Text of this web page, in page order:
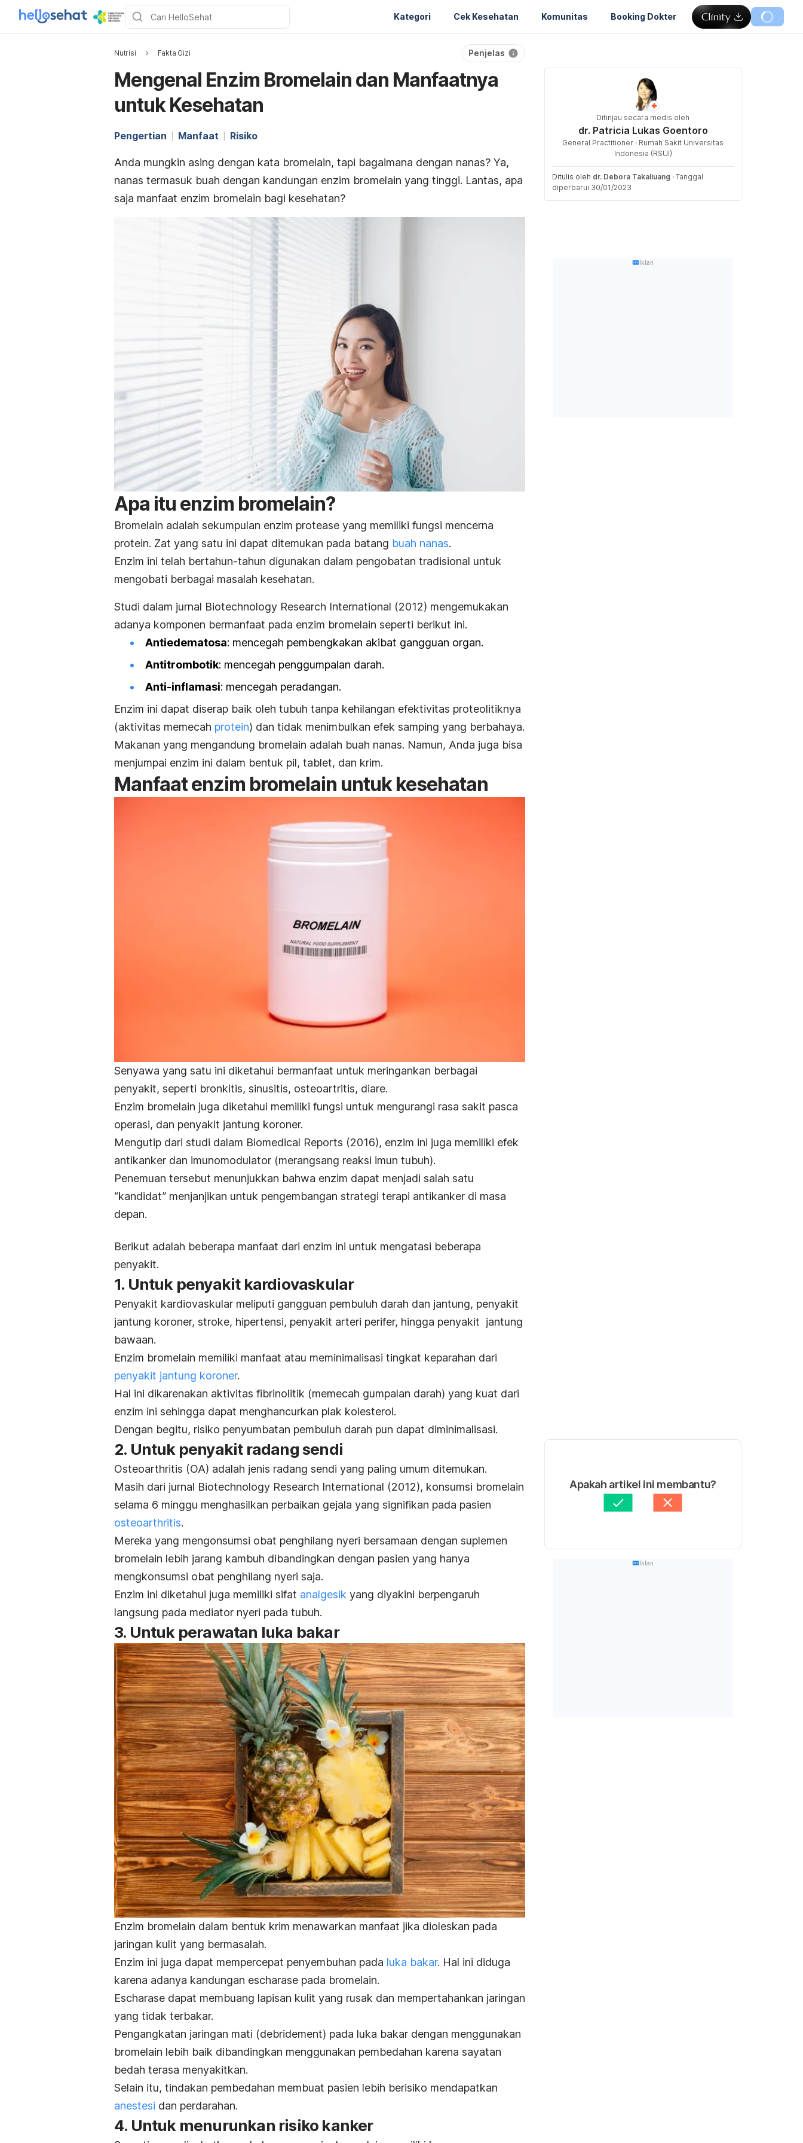
Kategori Cek Kesehatan Komunitas Booking Dokter
Nutrisi Fakta Gizi Penjelas
Mengenal Enzim Bromelain dan Manfaatnya
untuk Kesehatan
Pengertian Manfaat Risiko
Anda mungkin asing dengan kata bromelain, tapi bagaimana dengan nanas? Ya,
nanas termasuk buah dengan kandungan enzim bromelain yang tinggi. Lantas, apa
saja manfaat enzim bromelain bagi kesehatan?
Apa itu enzim bromelain?
Bromelain adalah sekumpulan enzim protease yang memiliki fungsi mencerna
protein. Zat yang satu ini dapat ditemukan pada batang buah nanas.
Enzim ini telah bertahun-tahun digunakan dalam pengobatan tradisional untuk
mengobati berbagai masalah kesehatan.
Studi dalam jurnal Biotechnology Research International (2012) mengemukakan
adanya komponen bermanfaat pada enzim bromelain seperti berikut ini.
Antiedematosa: mencegah pembengkakan akibat gangguan organ.
Antitrombotik: mencegah penggumpalan darah.
Anti-inflamasi: mencegah peradangan.
Enzim ini dapat diserap baik oleh tubuh tanpa kehilangan efektivitas proteolitiknya
(aktivitas memecah protein) dan tidak menimbulkan efek samping yang berbahaya.
Makanan yang mengandung bromelain adalah buah nanas. Namun, Anda juga bisa
menjumpai enzim ini dalam bentuk pil, tablet, dan krim.
Manfaat enzim bromelain untuk kesehatan
Senyawa yang satu ini diketahui bermanfaat untuk meringankan berbagai
penyakit, seperti bronkitis, sinusitis, osteoartritis, diare.
Enzim bromelain juga diketahui memiliki fungsi untuk mengurangi rasa sakit pasca
operasi, dan penyakit jantung koroner.
Mengutip dari studi dalam Biomedical Reports (2016), enzim ini juga memiliki efek
antikanker dan imunomodulator (merangsang reaksi imun tubuh).
Penemuan tersebut menunjukkan bahwa enzim dapat menjadi salah satu
“kandidat” menjanjikan untuk pengembangan strategi terapi antikanker di masa
depan.
Berikut adalah beberapa manfaat dari enzim ini untuk mengatasi beberapa
penyakit.
1. Untuk penyakit kardiovaskular
Penyakit kardiovaskular meliputi gangguan pembuluh darah dan jantung, penyakit
jantung koroner, stroke, hipertensi, penyakit arteri perifer, hingga penyakit jantung
bawaan.
Enzim bromelain memiliki manfaat atau meminimalisasi tingkat keparahan dari
penyakit jantung koroner.
Hal ini dikarenakan aktivitas fibrinolitik (memecah gumpalan darah) yang kuat dari
enzim ini sehingga dapat menghancurkan plak kolesterol.
Dengan begitu, risiko penyumbatan pembuluh darah pun dapat diminimalisasi.
2. Untuk penyakit radang sendi
Osteoarthritis (OA) adalah jenis radang sendi yang paling umum ditemukan.
Masih dari jurnal Biotechnology Research International (2012), konsumsi bromelain
selama 6 minggu menghasilkan perbaikan gejala yang signifikan pada pasien
osteoarthritis.
Mereka yang mengonsumsi obat penghilang nyeri bersamaan dengan suplemen
bromelain lebih jarang kambuh dibandingkan dengan pasien yang hanya
mengkonsumsi obat penghilang nyeri saja.
Enzim ini diketahui juga memiliki sifat analgesik yang diyakini berpengaruh
langsung pada mediator nyeri pada tubuh.
3. Untuk perawatan luka bakar
Enzim bromelain dalam bentuk krim menawarkan manfaat jika dioleskan pada
jaringan kulit yang bermasalah.
Enzim ini juga dapat mempercepat penyembuhan pada luka bakar. Hal ini diduga
karena adanya kandungan escharase pada bromelain.
Escharase dapat membuang lapisan kulit yang rusak dan mempertahankan jaringan
yang tidak terbakar.
Pengangkatan jaringan mati (debridement) pada luka bakar dengan menggunakan
bromelain lebih baik dibandingkan menggunakan pembedahan karena sayatan
bedah terasa menyakitkan.
Selain itu, tindakan pembedahan membuat pasien lebih berisiko mendapatkan
anestesi dan perdarahan.
4. Untuk menurunkan risiko kanker
Ditinjau secara medis oleh
dr. Patricia Lukas Goentoro
General Practitioner · Rumah Sakit Universitas
Indonesia (RSUI)
Ditulis oleh dr. Debora Takaliuang · Tanggal
diperbarui 30/01/2023
Iklan
Apakah artikel ini membantu?
Iklan